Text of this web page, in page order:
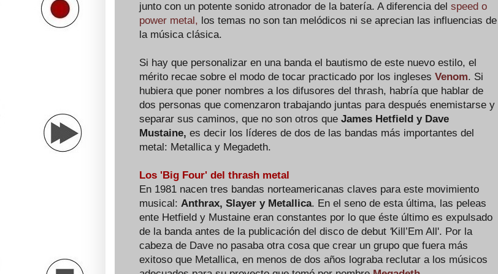
junto con un potente sonido atronador de la batería. A diferencia del speed o
power metal, los temas no son tan melódicos ni se aprecian las influencias de
la música clásica.
Si hay que personalizar en una banda el bautismo de este nuevo estilo, el
mérito recae sobre el modo de tocar practicado por los ingleses Venom. Si
hubiera que poner nombres a los difusores del thrash, habría que hablar de
dos personas que comenzaron trabajando juntas para después enemistarse y
separar sus caminos, que no son otros que James Hetfield y Dave
Mustaine, es decir los líderes de dos de las bandas más importantes del
metal: Metallica y Megadeth.
Los 'Big Four' del thrash metal
En 1981 nacen tres bandas norteamericanas claves para este movimiento
musical: Anthrax, Slayer y Metallica. En el seno de esta última, las peleas
ente Hetfield y Mustaine eran constantes por lo que éste último es expulsado
de la banda antes de la publicación del disco de debut 'Kill’Em All'. Por la
cabeza de Dave no pasaba otra cosa que crear un grupo que fuera más
exitoso que Metallica, en menos de dos años lograba reclutar a los músicos